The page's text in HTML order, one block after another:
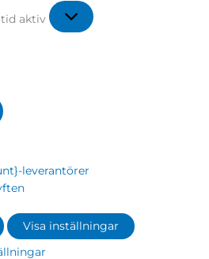
aktiv
leverantörer
Visa inställningar